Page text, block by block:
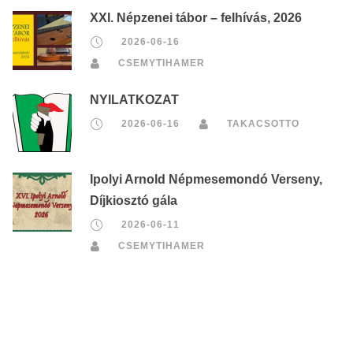
XXI. Népzenei tábor – felhívás, 2026
2026-06-16
CSEMYTIHAMER
NYILATKOZAT
2026-06-16 TAKACSOTTO
Ipolyi Arnold Népmesemondó Verseny,
Díjkiosztó gála
2026-06-11
CSEMYTIHAMER